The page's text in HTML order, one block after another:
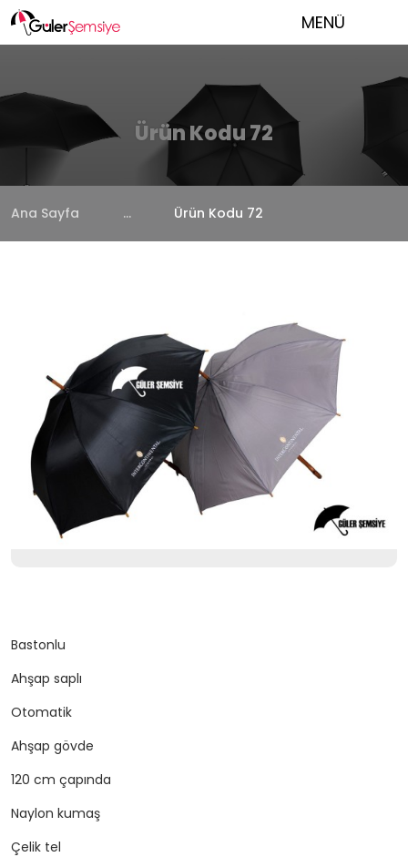
MENÜ
Ürün Kodu 72
Ana Sayfa ... Ürün Kodu 72
Bastonlu
Ahşap saplı
Otomatik
Ahşap gövde
120 cm çapında
Naylon kumaş
Çelik tel